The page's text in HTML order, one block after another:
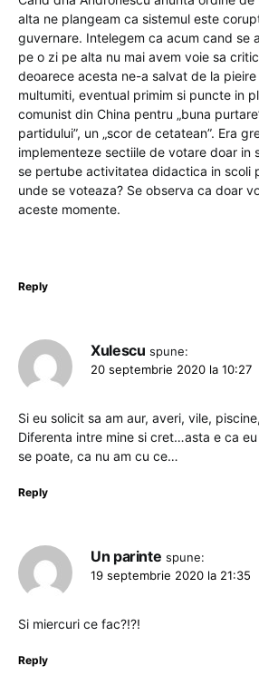
alta ne plangeam ca sistemul este
guvernare. Intelegem ca acum cand se
pe o zi pe alta nu mai avem voie sa
deoarece acesta ne-a salvat de la
multumiti, eventual primim si puncte in
comunist din China pentru „buna
partidului”, un „scor de cetatean”. Era
implementeze sectiile de votare doar in
se pertube activitatea didactica in scoli
unde se voteaza? Se observa ca doar
aceste momente.
Reply
Xulescu spune:
20 septembrie 2020 la 10:27
Si eu solicit sa am aur, averi, vile,
Diferenta intre mine si cret…asta e ca
se poate, ca nu am cu ce…
Reply
Un parinte spune:
19 septembrie 2020 la 21:35
Si miercuri ce fac?!?!
Reply